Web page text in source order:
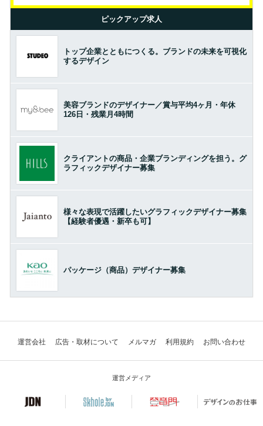
ピックアップ求人
トップ企業とともにつくる。ブランドの未来を可視化
するデザイン
美容ブランドのデザイナー／賞与平均4ヶ月・年休
126日・残業月4時間
クライアントの商品・企業ブランディングを担う。グ
ラフィックデザイナー募集
様々な表現で活躍したいグラフィックデザイナー募集
【経験者優遇・新卒も可】
パッケージ（商品）デザイナー募集
運営会社 広告・取材について メルマガ 利用規約 お問い合わせ
運営メディア